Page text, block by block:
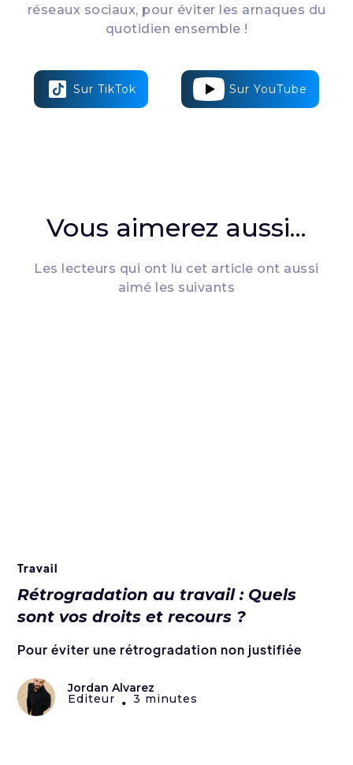
réseaux sociaux, pour éviter les arnaques du
quotidien ensemble !
Sur TikTok Sur YouTube
Vous aimerez aussi...
Les lecteurs qui ont lu cet article ont aussi
aimé les suivants
Travail
Rétrogradation au travail : Quels
sont vos droits et recours ?
Pour éviter une rétrogradation non justifiée
Jordan Alvarez
Editeur • 3 minutes